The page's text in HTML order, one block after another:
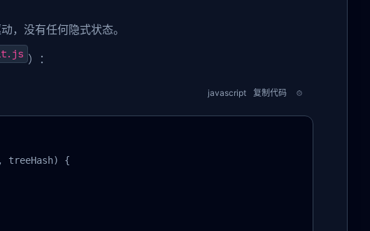
，没有任何隐式状态。
）：
javascript 复制代码
treeHash) {